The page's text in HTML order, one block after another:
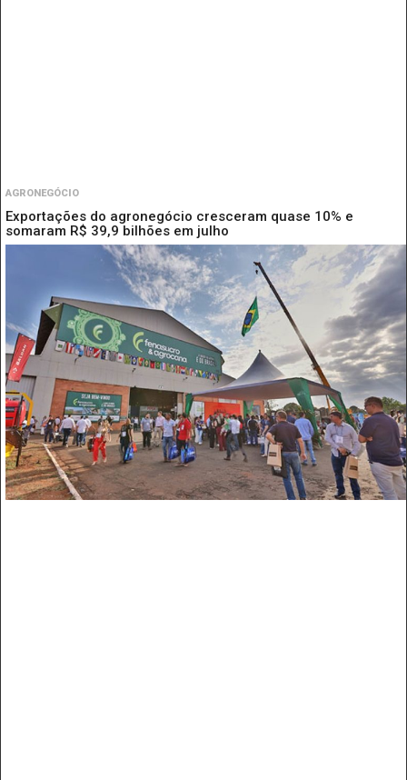
AGRONEGÓCIO
Exportações do agronegócio cresceram quase 10% e
somaram R$ 39,9 bilhões em julho